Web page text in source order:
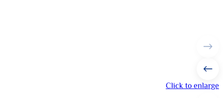
Click to enlarge